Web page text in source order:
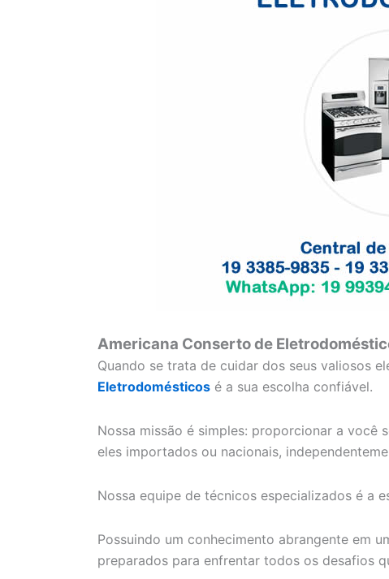
Americana Conserto de
Quando se trata de cuidar dos seus valiosos
Eletrodomésticos é a sua escolha confiável.
Nossa missão é simples: proporcionar a você
eles importados ou nacionais,
Nossa equipe de técnicos especializados é a
Possuindo um conhecimento abrangente em
preparados para enfrentar todos os desafios